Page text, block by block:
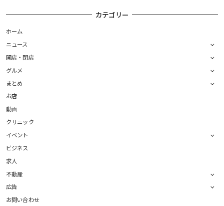
カテゴリー
ホーム
ニュース
開店・閉店
グルメ
まとめ
お店
動画
クリニック
イベント
ビジネス
求人
不動産
広告
お問い合わせ